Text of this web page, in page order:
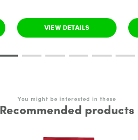
VIEW DETAILS
You might be interested in these
Recommended products